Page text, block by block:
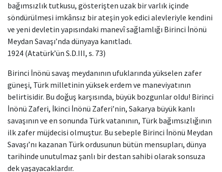
bağımsızlık tutkusu, gösterişten uzak bir varlık içinde
söndürülmesi imkânsız bir ateşin yok edici alevleriyle kendini
ve yeni devletin yapısındaki manevî sağlamlığı Birinci İnönü
Meydan Savaşı’nda dünyaya kanıtladı.
1924 (Atatürk’ün S.D.III, s. 73)
Birinci İnönü savaş meydanının ufuklarında yükselen zafer
güneşi, Türk milletinin yüksek erdem ve maneviyatının
belirtisidir. Bu doğuş karşısında, büyük bozgunlar oldu! Birinci
İnönü Zaferi, İkinci İnönü Zaferi’nin, Sakarya büyük kanlı
savaşının ve en sonunda Türk vatanının, Türk bağımsızlığının
ilk zafer müjdecisi olmuştur. Bu sebeple Birinci İnönü Meydan
Savaşı’nı kazanan Türk ordusunun bütün mensupları, dünya
tarihinde unutulmaz şanlı bir destan sahibi olarak sonsuza
dek yaşayacaklardır.